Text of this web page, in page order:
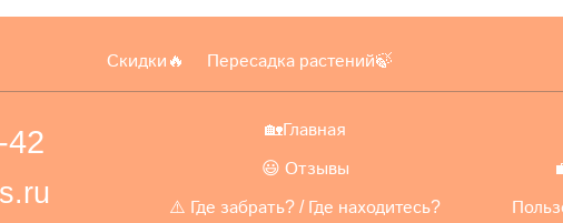
Скидки🔥 Пересадка растений🍃
42 🏡Главная
😃 Отзывы
⚠️ Где забрать? / Где находитесь?